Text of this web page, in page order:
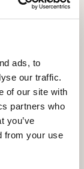
ads, to
our traffic.
of our site with
partners who
you’ve
from your use
der
miteinander
wurde.
mit
neues Mosaik
von dem lange